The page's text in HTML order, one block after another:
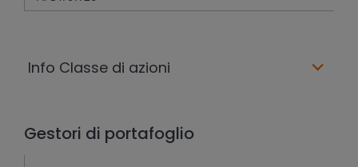
Info Classe di azioni
Gestori di portafoglio